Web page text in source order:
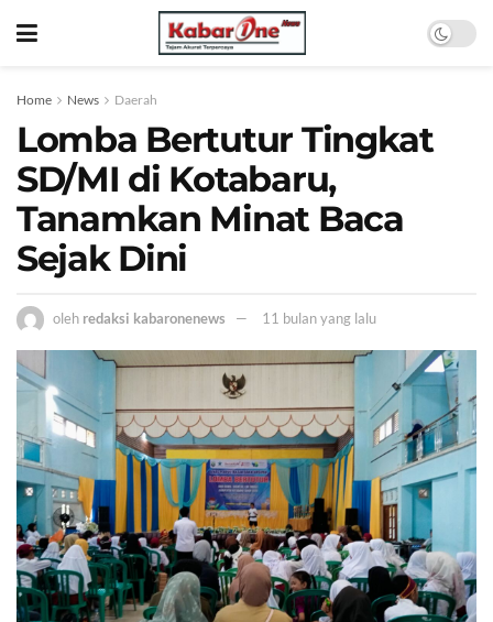
Home News Daerah
Lomba Bertutur Tingkat
SD/MI di Kotabaru,
Tanamkan Minat Baca
Sejak Dini
oleh redaksi kabaronenews 11 bulan yang lalu